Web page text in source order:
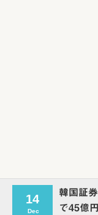
14
Dec
韓国証
で45億